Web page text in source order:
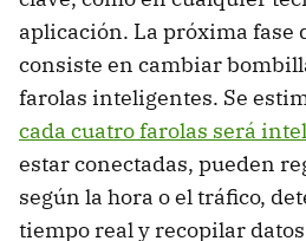
aplicación. La próxima fase
consiste en cambiar
farolas inteligentes. Se
cada cuatro farolas será
estar conectadas, pueden
según la hora o el tráfico,
tiempo real y recopilar